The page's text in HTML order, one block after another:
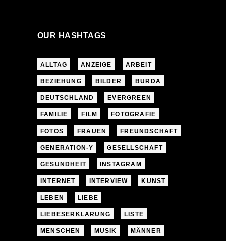
OUR HASHTAGS
ALLTAG ANZEIGE ARBEIT
BEZIEHUNG BILDER BURDA
DEUTSCHLAND EVERGREEN
FAMILIE FILM FOTOGRAFIE
FOTOS FRAUEN FREUNDSCHAFT
GENERATION-Y GESELLSCHAFT
GESUNDHEIT INSTAGRAM
INTERNET INTERVIEW KUNST
LEBEN LIEBE
LIEBESERKLÄRUNG LISTE
MENSCHEN MUSIK MÄNNER